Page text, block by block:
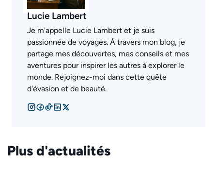
Lucie Lambert
Je m'appelle Lucie Lambert et je suis
passionnée de voyages. À travers mon blog, je
partage mes découvertes, mes conseils et mes
aventures pour inspirer les autres à explorer le
monde. Rejoignez-moi dans cette quête
d'évasion et de beauté.
Plus d'actualités